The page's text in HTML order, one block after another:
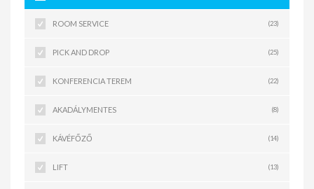
ROOM SERVICE (23)
PICK AND DROP (25)
KONFERENCIA TEREM (22)
AKADÁLYMENTES (8)
KÁVÉFŐZŐ (14)
LIFT (13)